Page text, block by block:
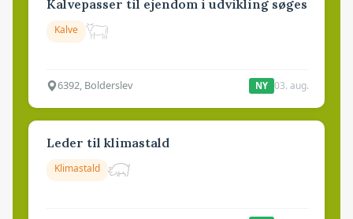
Kalvepasser til ejendom i udvikling søges
Kalve
6392, Bolderslev NY 03. aug.
Leder til klimastald
Klimastald